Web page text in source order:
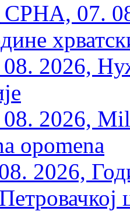
СРНА, 07.
2026,
2026,
opomena
2026,